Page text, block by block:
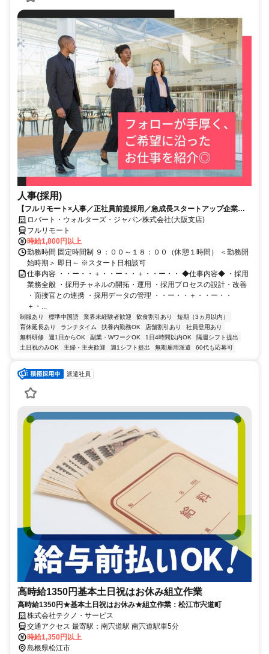
人事(採用)
【フルリモート×人事／正社員前提採用／急成長スタートアップ企業／
英語】Robert Walters
ロバート・ウォルターズ・ジャパン株式会社(大阪支店)
フルリモート
時給1,800円以上
勤務時間 固定時間制 ９：００～１８：００（休憩１時間） ＜勤務開
始時期＞ 即日～ ※スタート日相談可
仕事内容 ・・ー・・＋・・ー・・＋・・ー・・ ◆仕事内容◆ ・採用
業務全般 ・採用チャネルの開拓・運用 ・採用プロセスの設計・改善
・面接官との連携 ・採用データの管理 ・・ー・・＋・・ー・・
＋・...
制服あり 標準中国語 業界未経験者歓迎 飲食割引あり
短期（3ヵ月以内）
育休延長あり
ランチタイム 扶養内勤務OK 店舗割引あり
社員登用あり
無料研修
週1日からOK 副業・WワークOK 1日4時間以内OK
隔週シフト提出
土日祝のみOK
主婦・主夫歓迎 週1シフト提出 無期雇用派遣 60代も応募可
派遣社員
高時給1350円基本土日祝はお休み組立作業
高時給1350円★基本土日祝はお休み★組立作業：松江市宍道町
株式会社テクノ・サービス
交通アクセス 最寄駅：南宍道駅 南宍道駅車5分
時給1,350円以上
島根県松江市